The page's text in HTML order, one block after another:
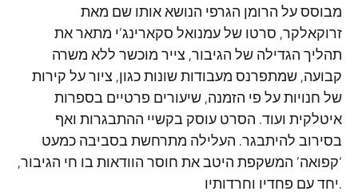
מבוסס על הרומן הגרפי הנושא אותו שם מאת
זרוקאלקר, סרטו של עמנואל סקארינג’י מתאר את
תהליך הגדילה של הגיבור, צייר מוכשר ללא משרה
קבועה, שמתפרנס מעבודות שונות כגון, ציור על קירות
של חנויות על פי הזמנה, שיעורים פרטיים בספרות
איטלקית ועוד. הסרט עוסק בקשיי ההתבגרות ואף
בסירוב להיתבגר. העלילה מתרחשת בסביבה כמעט
‘קפואה’ המשקפת היטב את חוסר הוודאות בו חי הגיבור,
יחד עם פחדיו וחרדותיו.